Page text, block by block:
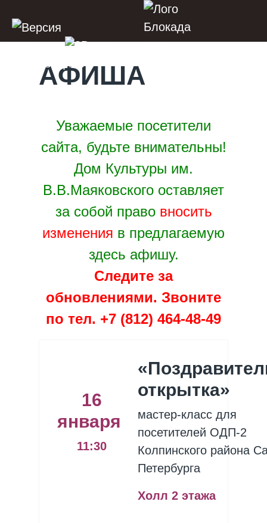
АФИША
Уважаемые посетители
сайта, будьте внимательны!
Дом Культуры им.
В.В.Маяковского оставляет
за собой право вносить
изменения в предлагаемую
здесь афишу.
Следите за
обновлениями. Звоните
по тел. +7 (812) 464-48-49
16
января
11:30
открытка»
мастер-класс для
посетителей ОДП-2
Колпинского района
Петербурга
Холл 2 этажа